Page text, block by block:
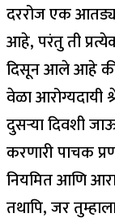
दररोज एक
आहे, परंतु ती
दिसून आले आहे की
वेळा आरोग्यदायी
दुसऱ्या दिवशी
करणारी पाचक
नियमित आणि
तथापि, जर